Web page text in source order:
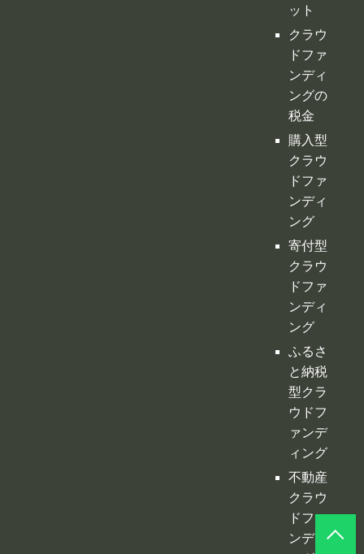
購入型
クラウ
ドファ
ンディ
ング
寄付型
クラウ
ドファ
ンディ
ング
ふるさ
と納税
型クラ
ウドフ
ァンデ
ィング
不動産
クラウ
ドファ
ンディ
ング
投資型
クラウ
ドファ
ンディ
ング